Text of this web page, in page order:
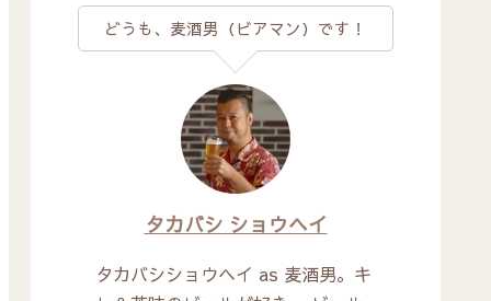
どうも、麦酒男（ビアマン）です！
タカバシ ショウヘイ
タカバシショウヘイ as 麦酒男。キ